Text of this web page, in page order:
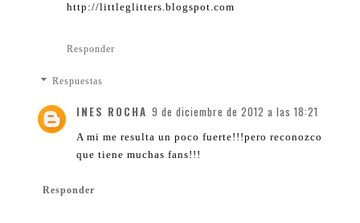
http://littleglitters.blogspot.com
Responder
Respuestas
INES ROCHA 9 de diciembre de 2012 a las 18:21
A mi me resulta un poco fuerte!!!pero reconozco
que tiene muchas fans!!!
Responder